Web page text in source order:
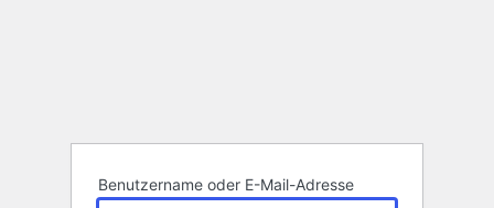
Benutzername oder E-Mail-Adresse